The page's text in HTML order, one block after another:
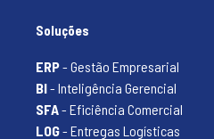
Soluções
ERP- Gestão Empresarial
BI- Inteligência Gerencial
SFA- Eficiência Comercial
LOG- Entregas Logísticas